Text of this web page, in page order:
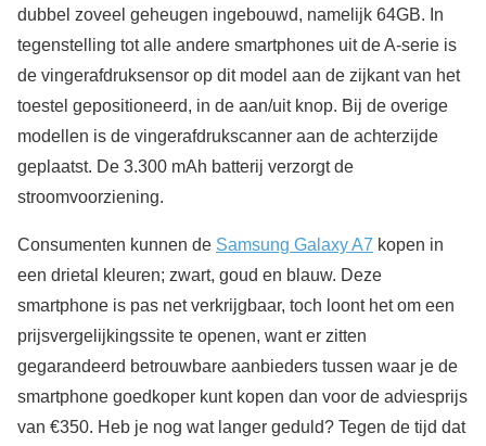
dubbel zoveel geheugen ingebouwd, namelijk 64GB. In
tegenstelling tot alle andere smartphones uit de A-serie is
de vingerafdruksensor op dit model aan de zijkant van het
toestel gepositioneerd, in de aan/uit knop. Bij de overige
modellen is de vingerafdrukscanner aan de achterzijde
geplaatst. De 3.300 mAh batterij verzorgt de
stroomvoorziening.
Consumenten kunnen de Samsung Galaxy A7 kopen in
een drietal kleuren; zwart, goud en blauw. Deze
smartphone is pas net verkrijgbaar, toch loont het om een
prijsvergelijkingssite te openen, want er zitten
gegarandeerd betrouwbare aanbieders tussen waar je de
smartphone goedkoper kunt kopen dan voor de adviesprijs
van €350. Heb je nog wat langer geduld? Tegen de tijd dat